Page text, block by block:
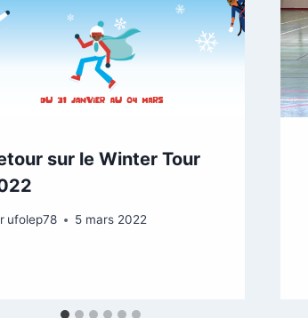
sur le Winter Tour
ufolep78 5 mars 2022